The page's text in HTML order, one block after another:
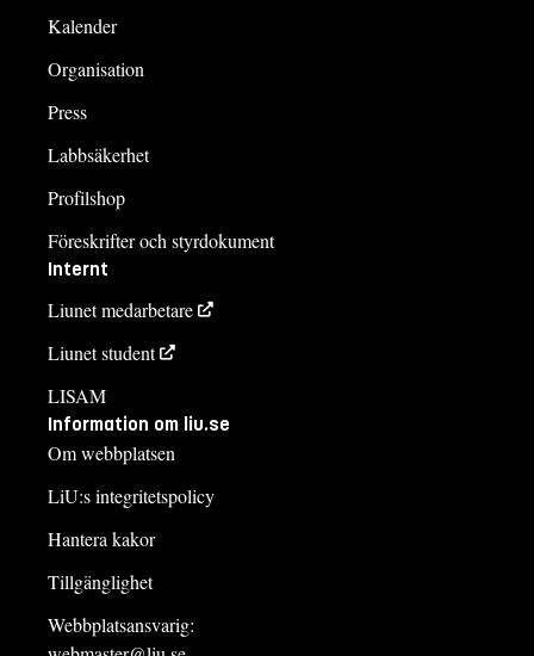
Kalender
Organisation
Press
Labbsäkerhet
Profilshop
Föreskrifter och styrdokument
Internt
Liunet medarbetare
Liunet student
LISAM
Information om liu.se
Om webbplatsen
LiU:s integritetspolicy
Hantera kakor
Tillgänglighet
Webbplatsansvarig: